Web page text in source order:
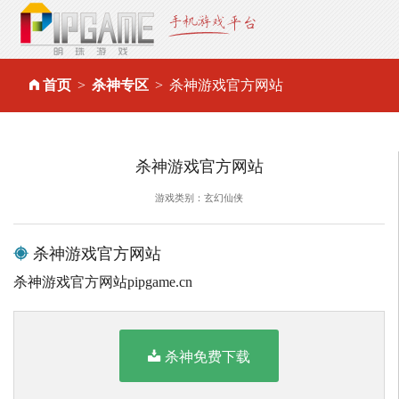
首页 杀神专区 杀神游戏官方网站
杀神游戏官方网站
游戏类别：玄幻仙侠
杀神游戏官方网站
杀神游戏官方网站pipgame.cn
杀神免费下载